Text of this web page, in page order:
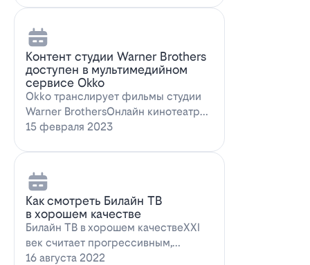
Контент студии Warner Brothers
доступен в мультимедийном
сервисе Okko
Okko транслирует фильмы студии
Warner BrothersОнлайн кинотеатр
Okko пополнил коллекцию лучшими
15 февраля 2023
Как смотреть Билайн ТВ
в хорошем качестве
Билайн ТВ в хорошем качествеXXI
век считает прогрессивным,
большинство технологий доступны
16 августа 2022